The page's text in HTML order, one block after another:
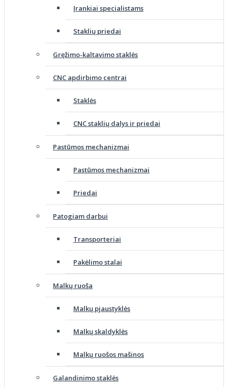
Įrankiai specialistams
Staklių priedai
Gręžimo-kaltavimo staklės
CNC apdirbimo centrai
Staklės
CNC staklių dalys ir priedai
Pastūmos mechanizmai
Pastūmos mechanizmai
Priedai
Patogiam darbui
Transporteriai
Pakėlimo stalai
Malkų ruoša
Malkų pjaustyklės
Malkų skaldyklės
Malkų ruošos mašinos
Galandinimo staklės